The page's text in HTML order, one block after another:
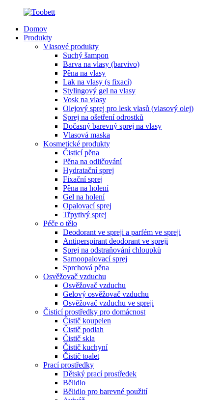
Domov
Produkty
Vlasové produkty
Suchý šampon
Barva na vlasy (barvivo)
Pěna na vlasy
Lak na vlasy (s fixací)
Stylingový gel na vlasy
Vosk na vlasy
Olejový sprej pro lesk vlasů (vlasový olej)
Sprej na ošetření odrostků
Dočasný barevný sprej na vlasy
Vlasová maska
Kosmetické produkty
Čisticí pěna
Pěna na odličování
Hydratační sprej
Fixační sprej
Pěna na holení
Gel na holení
Opalovací sprej
Třpytivý sprej
Péče o tělo
Deodorant ve spreji a parfém ve spreji
Antiperspirant deodorant ve spreji
Sprej na odstraňování chloupků
Samoopalovací sprej
Sprchová pěna
Osvěžovač vzduchu
Osvěžovač vzduchu
Gelový osvěžovač vzduchu
Osvěžovač vzduchu ve spreji
Čisticí prostředky pro domácnost
Čistič koupelen
Čistič podlah
Čistič skla
Čistič kuchyní
Čistič toalet
Prací prostředky
Dětský prací prostředek
Bělidlo
Bělidlo pro barevné použití